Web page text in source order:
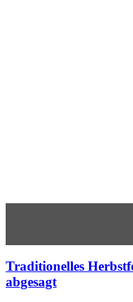
Traditionelles
abgesagt